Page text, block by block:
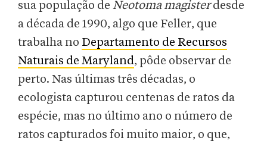
sua população de Neotoma magisterdesde
a década de 1990, algo que Feller, que
trabalha no Departamento de Recursos
Naturais de Maryland, pôde observar de
perto. Nas últimas três décadas, o
ecologista capturou centenas de ratos da
espécie, mas no último ano o número de
ratos capturados foi muito maior, o que,